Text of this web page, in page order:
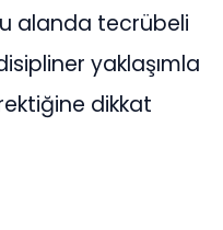
alanda tecrübeli
yaklaşımla
dikkat